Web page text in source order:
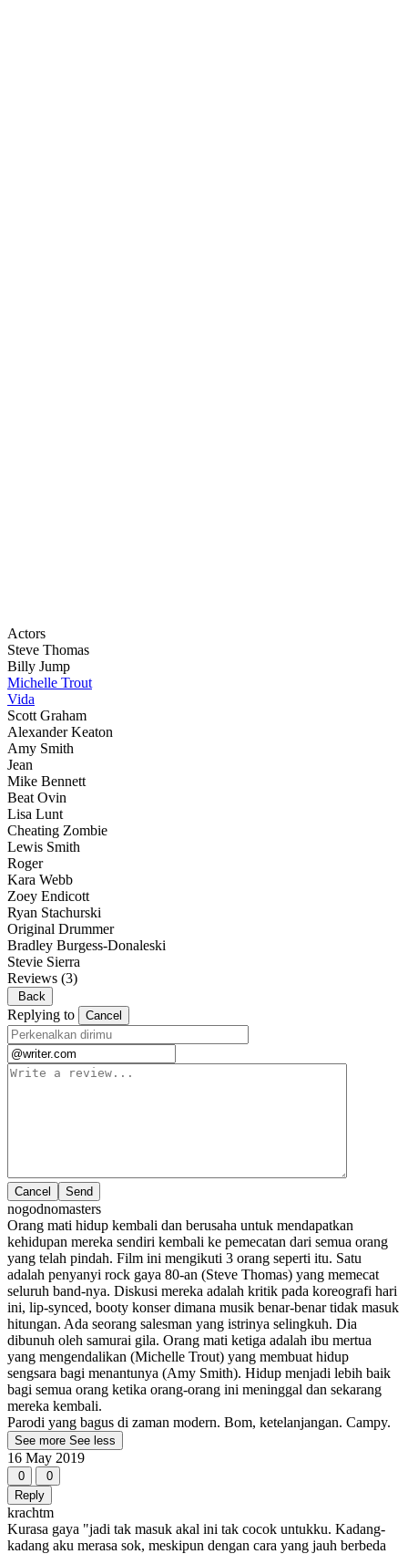
Actors
Steve Thomas
Billy Jump
Michelle Trout
Vida
Scott Graham
Alexander Keaton
Amy Smith
Jean
Mike Bennett
Beat Ovin
Lisa Lunt
Cheating Zombie
Lewis Smith
Roger
Kara Webb
Zoey Endicott
Ryan Stachurski
Original Drummer
Bradley Burgess-Donaleski
Stevie Sierra
Reviews (3)
Back
Replying to Cancel
Cancel
nogodnomasters
Orang mati hidup kembali dan berusaha untuk mendapatkan
kehidupan mereka sendiri kembali ke pemecatan dari semua orang
yang telah pindah. Film ini mengikuti 3 orang seperti itu. Satu
adalah penyanyi rock gaya 80-an (Steve Thomas) yang memecat
seluruh band-nya. Diskusi mereka adalah kritik pada koreografi hari
ini, lip-synced, booty konser dimana musik benar-benar tidak masuk
hitungan. Ada seorang salesman yang istrinya selingkuh. Dia
dibunuh oleh samurai gila. Orang mati ketiga adalah ibu mertua
yang mengendalikan (Michelle Trout) yang membuat hidup
sengsara bagi menantunya (Amy Smith). Hidup menjadi lebih baik
bagi semua orang ketika orang-orang ini meninggal dan sekarang
mereka kembali.
Parodi yang bagus di zaman modern. Bom, ketelanjangan. Campy.
See more See less
16 May 2019
0
0
Reply
krachtm
Kurasa gaya "jadi tak masuk akal ini tak cocok untukku. Kadang-
kadang aku merasa sok, meskipun dengan cara yang jauh berbeda